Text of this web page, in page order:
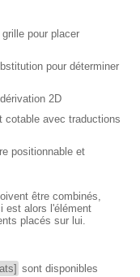
pour placer
pour déterminer
2D
cotable avec traductions
positionnable et
être combinés,
est alors l'élément
placés sur lui.
sont disponibles